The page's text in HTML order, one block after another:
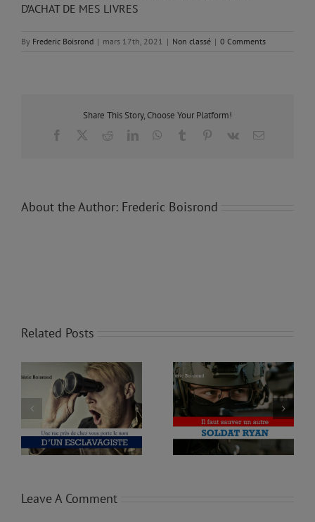
D’ACHAT DE MES LIVRES
By Frederic Boisrond | mars 17th, 2021 | Non classé | 0 Comments
Share This Story, Choose Your Platform!
Facebook RedditLinkedInWhatsApp
Tumblr Pinterest
Vk Email
About the Author: Frederic Boisrond
Related Posts
IL FAUT SAUVER UN
AUTRE SOLDAT RYAN
LE CANADA ADORE
SON BANDIT LÉGAL 2.0
Leave A Comment